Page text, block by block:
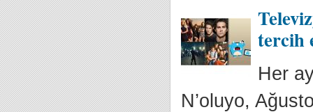
tercih
Her
N’oluyo,